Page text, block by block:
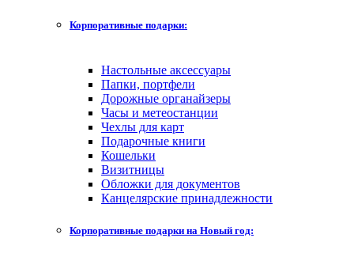
Корпоративные подарки:
Настольные аксессуары
Папки, портфели
Дорожные органайзеры
Часы и метеостанции
Чехлы для карт
Подарочные книги
Кошельки
Визитницы
Обложки для документов
Канцелярские принадлежности
Корпоративные подарки на Новый год: